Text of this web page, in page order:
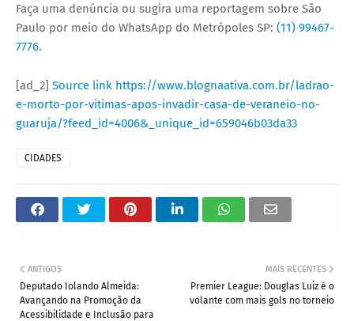
Faça uma denúncia ou sugira uma reportagem sobre São
Paulo por meio do WhatsApp do Metrópoles SP: (11) 99467-
7776.
[ad_2] Source link https://www.blognaativa.com.br/ladrao-
e-morto-por-vitimas-apos-invadir-casa-de-veraneio-no-
guaruja/?feed_id=4006&_unique_id=659046b03da33
CIDADES
MAIS RECENTES
Premier League: Douglas Luiz é o
volante com mais gols no torneio
ANTIGOS
Deputado Iolando Almeida:
Avançando na Promoção da
Acessibilidade e Inclusão para